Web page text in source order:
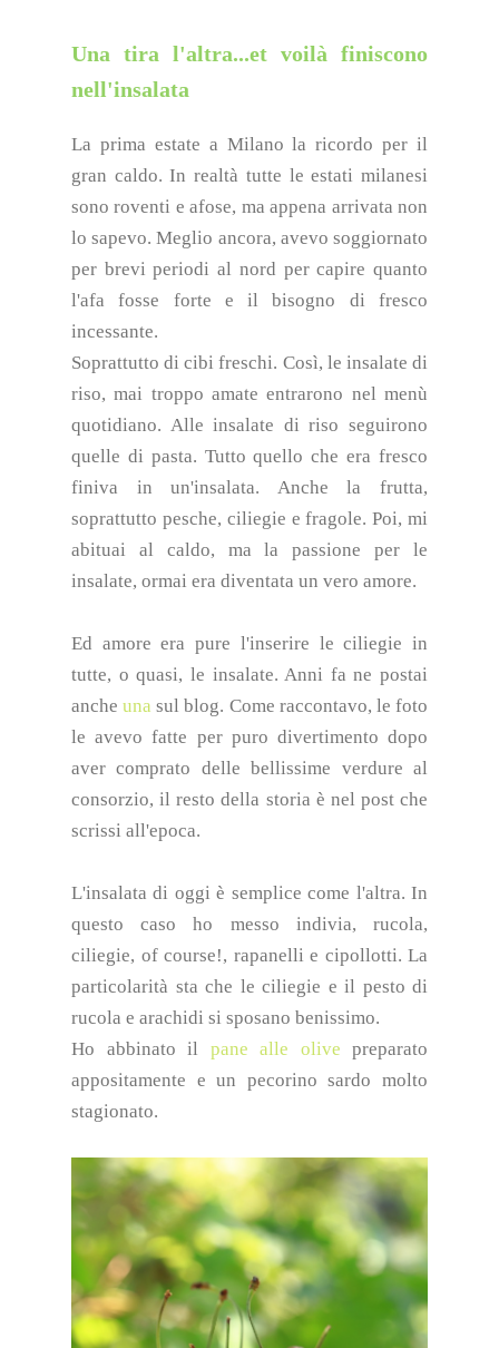
Una tira l'altra...et voilà finiscono
nell'insalata
La prima estate a Milano la ricordo per il
gran caldo. In realtà tutte le estati milanesi
sono roventi e afose, ma appena arrivata non
lo sapevo. Meglio ancora, avevo soggiornato
per brevi periodi al nord per capire quanto
l'afa fosse forte e il bisogno di fresco
incessante.
Soprattutto di cibi freschi. Così, le insalate di
riso, mai troppo amate entrarono nel menù
quotidiano. Alle insalate di riso seguirono
quelle di pasta. Tutto quello che era fresco
finiva in un'insalata. Anche la frutta,
soprattutto pesche, ciliegie e fragole. Poi, mi
abituai al caldo, ma la passione per le
insalate, ormai era diventata un vero amore.
Ed amore era pure l'inserire le ciliegie in
tutte, o quasi, le insalate. Anni fa ne postai
ancheuna sul blog. Come raccontavo, le foto
le avevo fatte per puro divertimento dopo
aver comprato delle bellissime verdure al
consorzio, il resto della storia è nel post che
scrissi all'epoca.
L'insalata di oggi è semplice come l'altra. In
questo caso ho messo indivia, rucola,
ciliegie, of course!, rapanelli e cipollotti. La
particolarità sta che le ciliegie e il pesto di
rucola e arachidi si sposano benissimo.
Ho abbinato il pane alle olive preparato
appositamente e un pecorino sardo molto
stagionato.